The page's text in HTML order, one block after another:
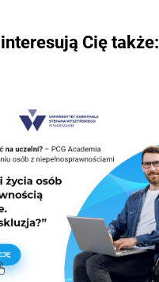
Cię także: